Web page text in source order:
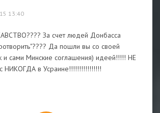
13:40
За счет людей Донбасса
Да пошли вы со своей
и сами Минские соглашения) идеей!!!!! НЕ
НИКОГДА в Усраине!!!!!!!!!!!!!!!!